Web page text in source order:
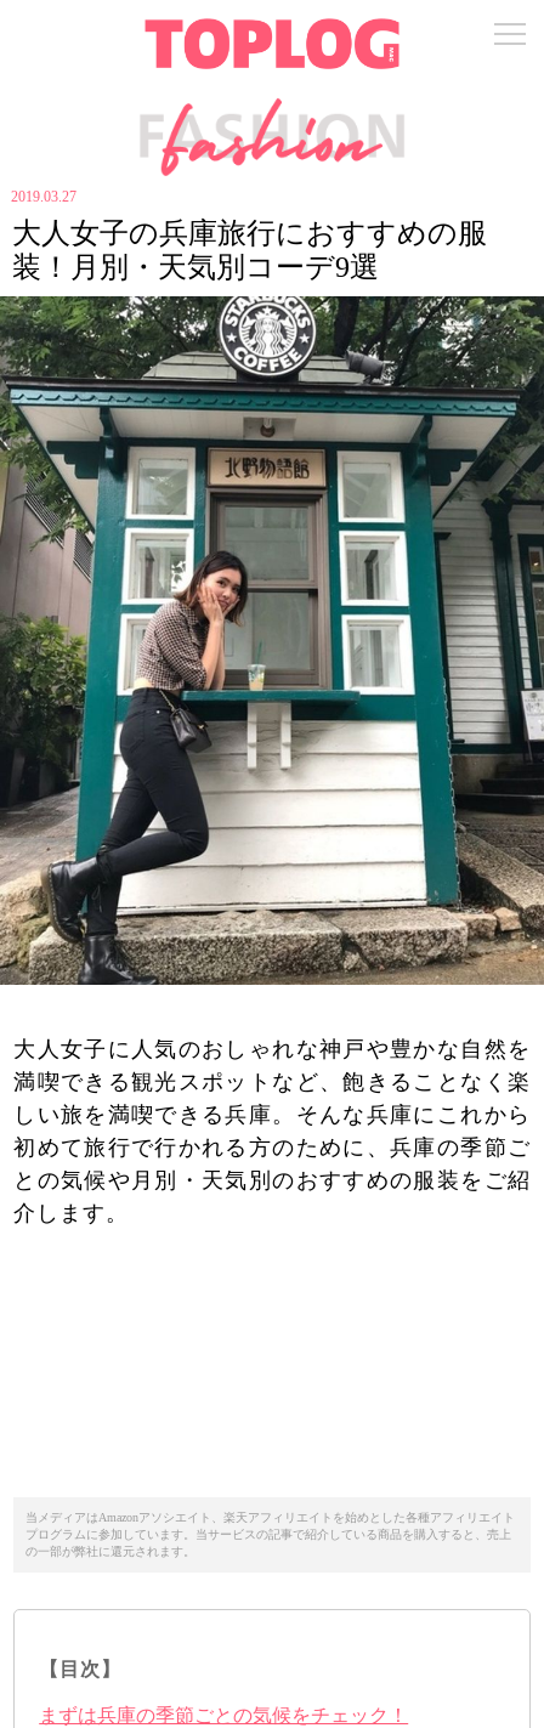
2019.03.27
大人女子の兵庫旅行におすすめの服
装！月別・天気別コーデ9選
大人女子に人気のおしゃれな神戸や豊かな自然を
満喫できる観光スポットなど、飽きることなく楽
しい旅を満喫できる兵庫。そんな兵庫にこれから
初めて旅行で行かれる方のために、兵庫の季節ご
との気候や月別・天気別のおすすめの服装をご紹
介します。
当メディアはAmazonアソシエイト、楽天アフィリエイトを始めとした各種アフィリエイト
プログラムに参加しています。当サービスの記事で紹介している商品を購入すると、売上
の一部が弊社に還元されます。
【目次】
まずは兵庫の季節ごとの気候をチェック！